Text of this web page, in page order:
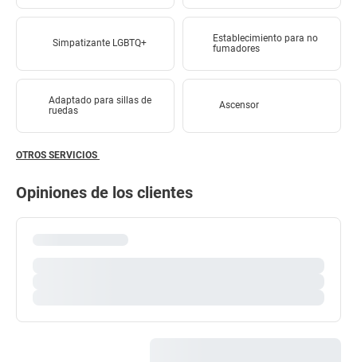
Simpatizante LGBTQ+
Establecimiento para no
fumadores
Adaptado para sillas de
ruedas
Ascensor
OTROS SERVICIOS
Opiniones de los clientes